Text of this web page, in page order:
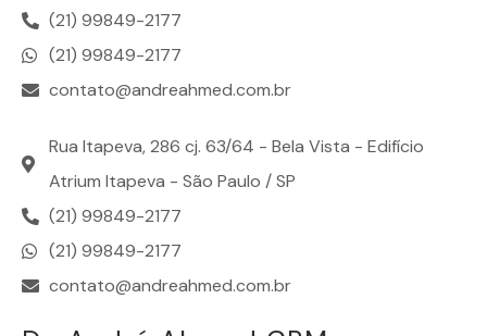
(21) 99849-2177
(21) 99849-2177
contato@andreahmed.com.br
Rua Itapeva, 286 cj. 63/64 - Bela Vista - Edifício
Atrium Itapeva - São Paulo / SP
(21) 99849-2177
(21) 99849-2177
contato@andreahmed.com.br